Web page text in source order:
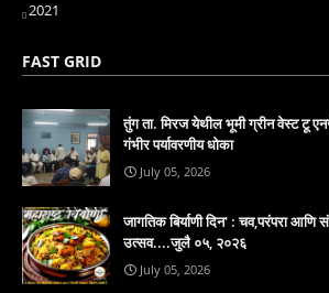
2021
FAST GRID
तुंग ता. मिरज येथील भूमी ग्रीन वेस्ट टू
गंभीर पर्यावरणीय धोका
July 05, 2026
जागतिक बिर्याणी दिन' : चव,परंपरा आणि
उत्सव....जुलै ०५, २०२६
July 05, 2026